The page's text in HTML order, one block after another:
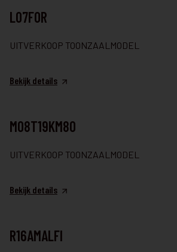
L07FOR
UITVERKOOP TOONZAALMODEL
Bekijk details
M08T19KM80
UITVERKOOP TOONZAALMODEL
Bekijk details
R16AMALFI